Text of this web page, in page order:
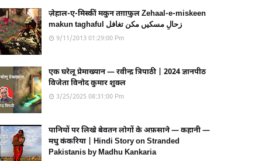
ज़ेहाल-ए-मिस्कीं मकुन तग़ाफ़ुल Zehaal-e-miskeen
makun taghaful زحالِ مسکیں مکن تغافل
9/11/2013 01:29:00 Pm
एक घरेलू प्रेमाख्यान — रवीन्द्र त्रिपाठी | 2024 ज्ञानपीठ
विजेता विनोद कुमार शुक्ल
3/25/2025 08:31:00 Pm
पानियों पर लिखे बेवतन लोगों के अफ़साने — कहानी —
मधु कंकरिया | Hindi Story on Stranded
Pakistanis by Madhu Kankaria